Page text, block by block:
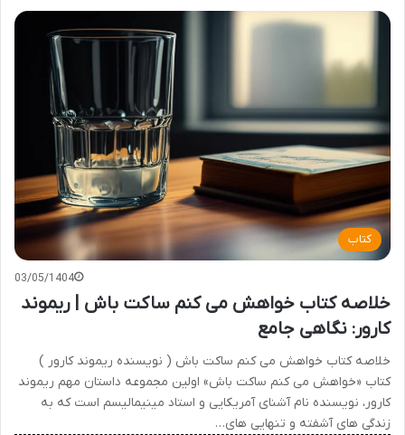
کتاب
03/05/1404
خلاصه کتاب خواهش می کنم ساکت باش | ریموند
کارور: نگاهی جامع
خلاصه کتاب خواهش می کنم ساکت باش ( نویسنده ریموند کارور )
کتاب «خواهش می کنم ساکت باش» اولین مجموعه داستان مهم ریموند
کارور، نویسنده نام آشنای آمریکایی و استاد مینیمالیسم است که به
زندگی های آشفته و تنهایی های…